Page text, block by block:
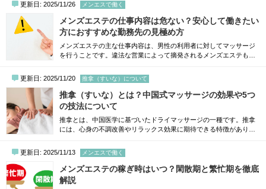
更新日: 2025/11/26 メンエスで働く
メンズエステの仕事内容は危ない？安心して働きたい
方におすすめな勤務先の見極め方
メンズエステの主な仕事内容は、男性の利用者に対してマッサージ
を行うことです。違法な営業によって摘発されるメンズエステも一
険性のある仕事ではありません。とはいえ、これからメンズエステ
で働くことを検討している方の中には、業務内容の詳細や安全性に
ついて気になる方も多いでしょう。そこで今回は、メンズエステの
仕事内容や安全なお店で働くための方法につ...
更新日: 2025/11/20 推拿（すいな）について
推拿（すいな）とは？中国式マッサージの効果や5つ
の技法について
推拿とは、中国医学に基づいたドライマッサージの一種です。推拿
には、心身の不調改善やリラックス効果に期待できる特徴がありま
のかイメージがわかない方も多くいるでしょう。そこで本記事で
は、推拿に関する基礎知識や期待できる効果、代表的な技法などに
ついて詳しく解説します。中国式マッサージに興味がある方は、ぜ
ひ参考にしてください。推拿（すいな）とは？...
更新日: 2025/11/13 メンエスで働く
メンズエステの稼ぎ時はいつ？閑散期と繁忙期を徹底
解説